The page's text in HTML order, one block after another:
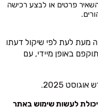
פרטים או לבצע רכישה
מעת לעת לפי שיקול דעתו
באופן מיידי, עם
לעשות שימוש באתר